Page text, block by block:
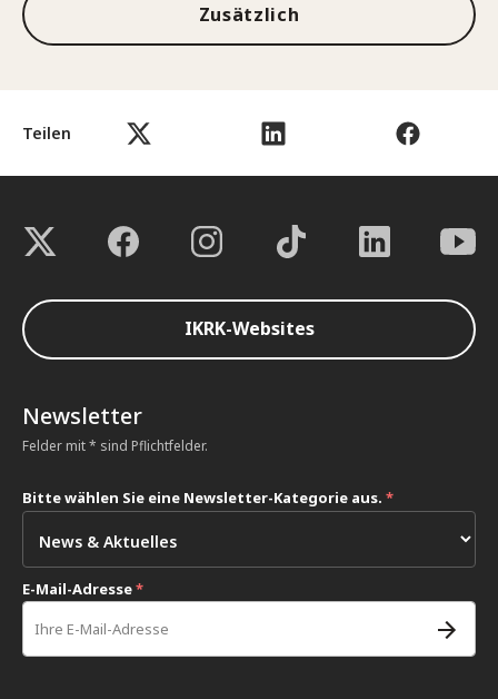
Teilen
Zusätzlich
IKRK-Websites
Newsletter
Felder mit * sind Pflichtfelder.
Bitte wählen Sie eine Newsletter-Kategorie aus. *
E-Mail-Adresse*